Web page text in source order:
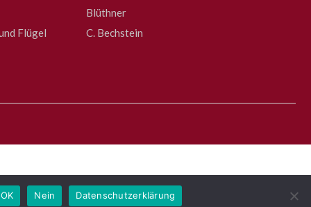
Flügel
Blüthner
C. Bechstein
OK Nein Datenschutzerklärung